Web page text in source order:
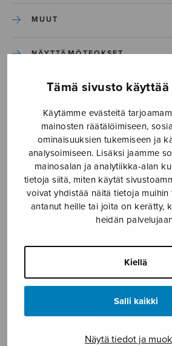
Tämä sivusto
Käytämme evästeitä
mainosten räätälöimiseen,
ominaisuuksien tukemiseen ja
analysoimiseen. Lisäksi jaamme
mainosalan ja analytiikka-alan
tietoja siitä, miten käytät
voivat yhdistää näitä tietoja
antanut heille tai joita on kerätty,
heidän
Kiellä
Salli kaikki
Näytä tiedot ja
MUUT
NÄYTTÄMÖTEOKSET
SEKAKUORO
SOITINKOULUT JA OPPAAT
SOITINMUSIIKKI
YKSINLAULU
Sulasol nuottikauppa
ma–pe klo 10–16 tai sopimuksen
Tallberginkatu 1 B, 1,5 krs.